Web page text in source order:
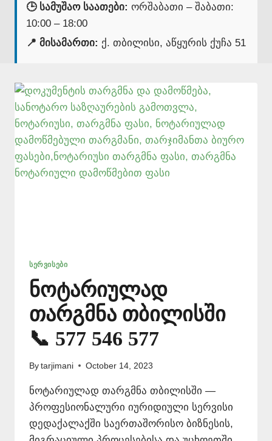
🕒 სამუშაო საათები: ორშაბათი – შაბათი:
10:00 – 18:00
📍 მისამართი: ქ. თბილისი, აწყურის ქუჩა 51
ᲡᲔᲠᲕᲘᲡᲔᲑᲘ
ნოტარიულად
თარგმნა თბილისში
📞 577 546 577
By tarjimani October 14, 2023
ნოტარიულად თარგმნა თბილისში —
პროფესიონალური იურიდიული სერვისი
დედაქალაქში საერთაშორისო ბიზნესის,